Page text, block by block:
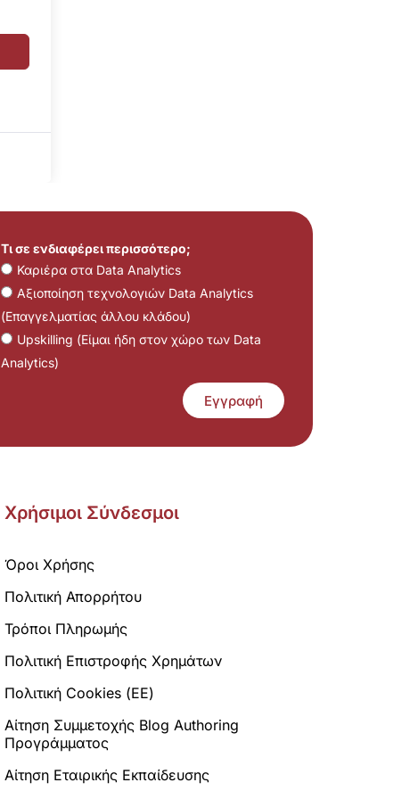
Τι σε ενδιαφέρει περισσότερο;
Καριέρα στα Data Analytics
Αξιοποίηση τεχνολογιών Data Analytics
(Επαγγελματίας άλλου κλάδου)
Upskilling (Είμαι ήδη στον χώρο των Data
Analytics)
Εγγραφή
Χρήσιμοι Σύνδεσμοι
Όροι Χρήσης
Πολιτική Απορρήτου
Τρόποι Πληρωμής
Πολιτική Επιστροφής Χρημάτων
Πολιτική Cookies (ΕΕ)
Αίτηση Συμμετοχής Blog Authoring
Προγράμματος
Αίτηση Εταιρικής Εκπαίδευσης